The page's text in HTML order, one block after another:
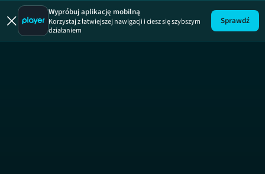
Wypróbuj aplikację mobilną
Korzystaj z łatwiejszej nawigacji i ciesz się szybszym
działaniem
Sprawdź